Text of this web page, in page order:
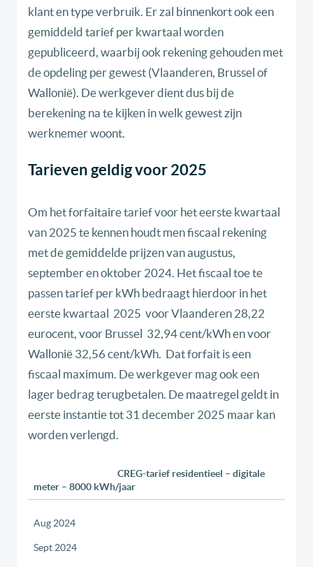
klant en type verbruik. Er zal binnenkort ook een
gemiddeld tarief per kwartaal worden
gepubliceerd, waarbij ook rekening gehouden met
de opdeling per gewest (Vlaanderen, Brussel of
Wallonië). De werkgever dient dus bij de
berekening na te kijken in welk gewest zijn
werknemer woont.
Tarieven geldig voor 2025
Om het forfaitaire tarief voor het eerste kwartaal
van 2025 te kennen houdt men fiscaal rekening
met de gemiddelde prijzen van augustus,
september en oktober 2024. Het fiscaal toe te
passen tarief per kWh bedraagt hierdoor in het
eerste kwartaal 2025 voor Vlaanderen 28,22
eurocent, voor Brussel 32,94 cent/kWh en voor
Wallonië 32,56 cent/kWh. Dat forfait is een
fiscaal maximum. De werkgever mag ook een
lager bedrag terugbetalen. De maatregel geldt in
eerste instantie tot 31 december 2025 maar kan
worden verlengd.
CREG-tarief residentieel – digitale
meter – 8000 kWh/jaar
Aug 2024
Sept 2024